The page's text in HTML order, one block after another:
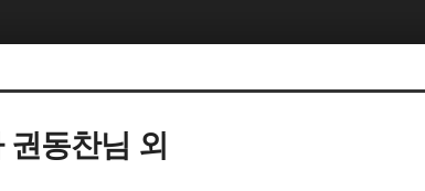
권동찬님 외